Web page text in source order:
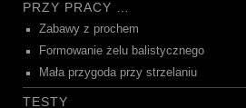
PRZY PRACY …
Zabawy z prochem
Formowanie żelu balistycznego
Mała przygoda przy strzelaniu
TESTY